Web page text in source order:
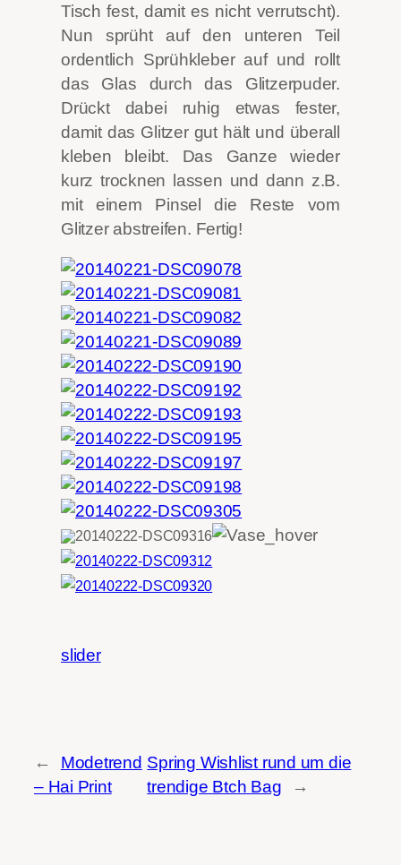
Tisch fest, damit es nicht verrutscht).
Nun sprüht auf den unteren Teil
ordentlich Sprühkleber auf und rollt
das Glas durch das Glitzerpuder.
Drückt dabei ruhig etwas fester,
damit das Glitzer gut hält und überall
kleben bleibt. Das Ganze wieder
kurz trocknen lassen und dann z.B.
mit einem Pinsel die Reste vom
Glitzer abstreifen. Fertig!
slider
←
Modetrend
– Hai Print
Spring Wishlist rund um die
trendige Btch Bag
→